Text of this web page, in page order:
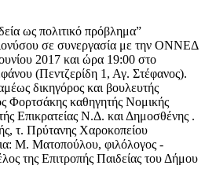
ως πολιτικό πρόβλημα”
σε συνεργασία με την ΟΝΝΕΔ
2017 και ώρα 19:00 στο
(Πεντζερίδη 1, Αγ. Στέφανος).
δικηγόρος και βουλευτής
Φορτσάκης καθηγητής Νομικής
Επικρατείας Ν.Δ. και Δημοσθένης .
τ. Πρύτανης Χαροκοπείου
Μ. Ματοπούλου, φιλόλογος -
της Επιτροπής Παιδείας του Δήμου